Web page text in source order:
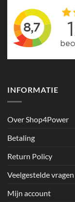
INFORMATIE
Over Shop4Power
Betaling
Return Policy
Veelgestelde vragen
Mijn account